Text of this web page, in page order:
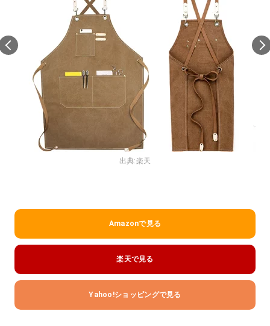
出典:楽天
Amazonで見る
楽天で見る
Yahoo!ショッピングで見る